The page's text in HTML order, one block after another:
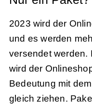
2023 wird der
und es werden
versendet werden.
wird der
Bedeutung mit
gleich ziehen.